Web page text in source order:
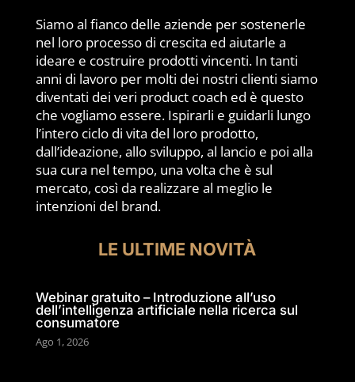
Siamo al fianco delle aziende per sostenerle
nel loro processo di crescita ed aiutarle a
ideare e costruire prodotti vincenti. In tanti
anni di lavoro per molti dei nostri clienti siamo
diventati dei veri product coach ed è questo
che vogliamo essere. Ispirarli e guidarli lungo
l’intero ciclo di vita del loro prodotto,
dall’ideazione, allo sviluppo, al lancio e poi alla
sua cura nel tempo, una volta che è sul
mercato, così da realizzare al meglio le
intenzioni del brand.
LE ULTIME NOVITÀ
Webinar gratuito – Introduzione all’uso
dell’intelligenza artificiale nella ricerca sul
consumatore
Ago 1, 2026